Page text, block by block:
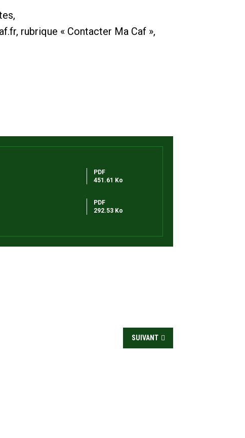
rubrique « Contacter Ma Caf »,
PDF
451.61 Ko
PDF
292.53 Ko
SUIVANT